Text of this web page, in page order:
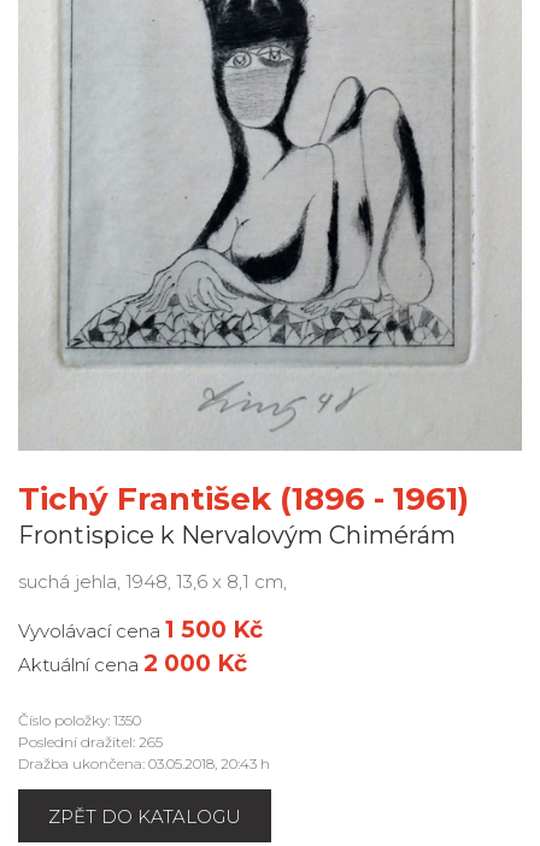
Tichý František (1896 - 1961)
Frontispice k Nervalovým Chimérám
suchá jehla, 1948, 13,6 x 8,1 cm,
Vyvolávací cena 1 500 Kč
Aktuální cena 2 000 Kč
Číslo položky: 1350
Poslední dražitel: 265
Dražba ukončena: 03.05.2018, 20:43 h
ZPĚT DO KATALOGU